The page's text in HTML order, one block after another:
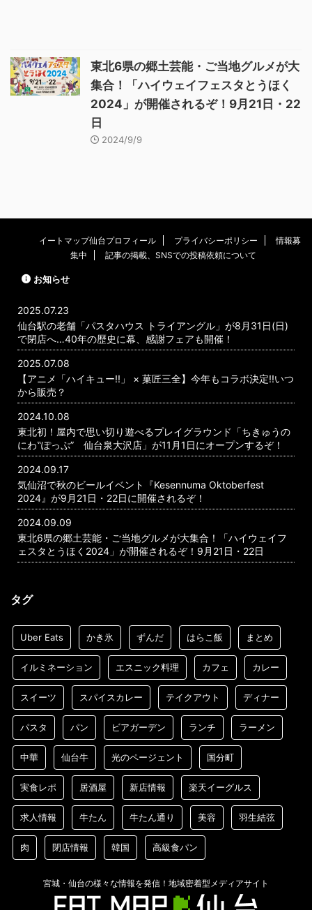
東北6県の郷土芸能・ご当地グルメが大
集合！「ハイウェイフェスタとうほく
2024」が開催されるぞ！9月21日・22
日
2024/9/9
イートマップ仙台プロフィール プライバシーポリシー
情報募
集中
記事の掲載、SNSでの投稿依頼について
お知らせ
2025.07.23
仙台駅の老舗「パスタハウス トライアングル」が8月31日(日)
で閉店へ…40年の歴史に幕、感謝フェアも開催！
2025.07.08
【アニメ「ハイキュー!!」 × 菓匠三全】今年もコラボ決定!!いつ
から販売？
2024.10.08
東北初！屋内で思い切り遊べるプレイグラウンド「ちきゅうの
にわ‟ぽっぷ” 仙台泉大沢店」が11月1日にオープンするぞ！
2024.09.17
気仙沼で秋のビールイベント『Kesennuma Oktoberfest
2024』が9月21日・22日に開催されるぞ！
2024.09.09
東北6県の郷土芸能・ご当地グルメが大集合！「ハイウェイフ
ェスタとうほく2024」が開催されるぞ！9月21日・22日
タグ
Uber Eats かき氷 ずんだ はらこ飯 まとめ
イルミネーション エスニック料理 カフェ カレー
スイーツ スパイスカレー テイクアウト ディナー
パスタ パン ビアガーデン ランチ ラーメン
中華 仙台牛 光のページェント 国分町
実食レポ 居酒屋 新店情報 楽天イーグルス
求人情報 牛たん 牛たん通り 美容 羽生結弦
肉 閉店情報 韓国 高級食パン
宮城・仙台の様々な情報を発信！地域密着型メディアサイト